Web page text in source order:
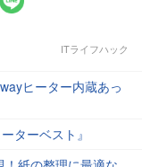
ITライフハック
ヒーター内蔵あっ
ターベスト』